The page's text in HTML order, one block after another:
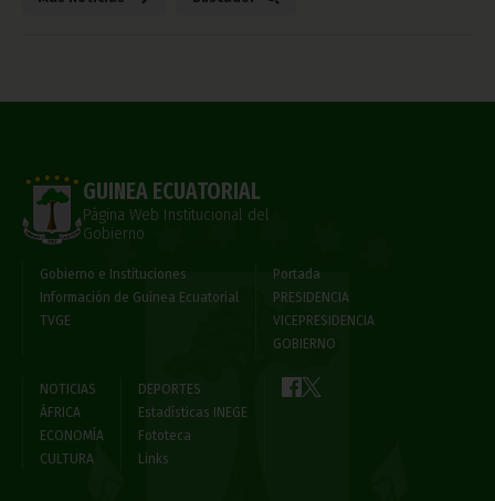
GUINEA ECUATORIAL
Página Web Institucional del
Gobierno
Gobierno e Instituciones
Información de Guinea Ecuatorial
TVGE
Portada
PRESIDENCIA
VICEPRESIDENCIA
GOBIERNO
NOTICIAS
ÁFRICA
ECONOMÍA
CULTURA
DEPORTES
Estadísticas INEGE
Fototeca
Links